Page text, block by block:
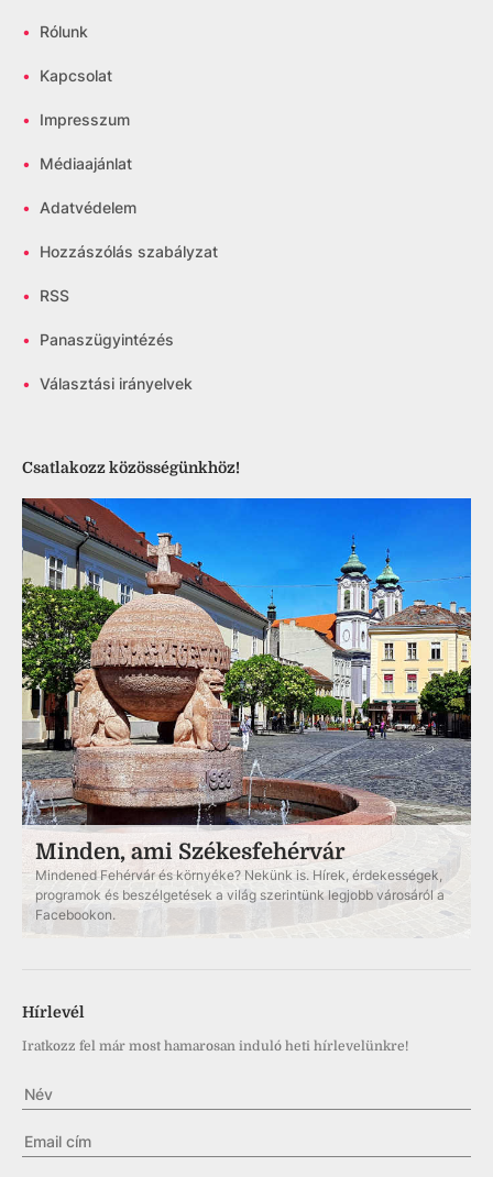
• Rólunk
• Kapcsolat
• Impresszum
• Médiaajánlat
• Adatvédelem
• Hozzászólás szabályzat
• RSS
• Panaszügyintézés
• Választási irányelvek
Csatlakozz közösségünkhöz!
Minden, ami Székesfehérvár
Mindened Fehérvár és környéke? Nekünk is. Hírek, érdekességek,
programok és beszélgetések a világ szerintünk legjobb városáról a
Facebookon.
Hírlevél
Iratkozz fel már most hamarosan induló heti hírlevelünkre!